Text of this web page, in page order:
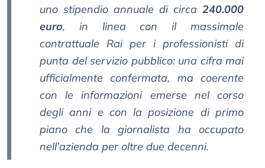
uno stipendio annuale di circa 240.000
euro, in linea con il massimale
contrattuale Rai per i professionisti di
punta del servizio pubblico: una cifra mai
ufficialmente confermata, ma coerente
con le informazioni emerse nel corso
degli anni e con la posizione di primo
piano che la giornalista ha occupato
nell’azienda per oltre due decenni.